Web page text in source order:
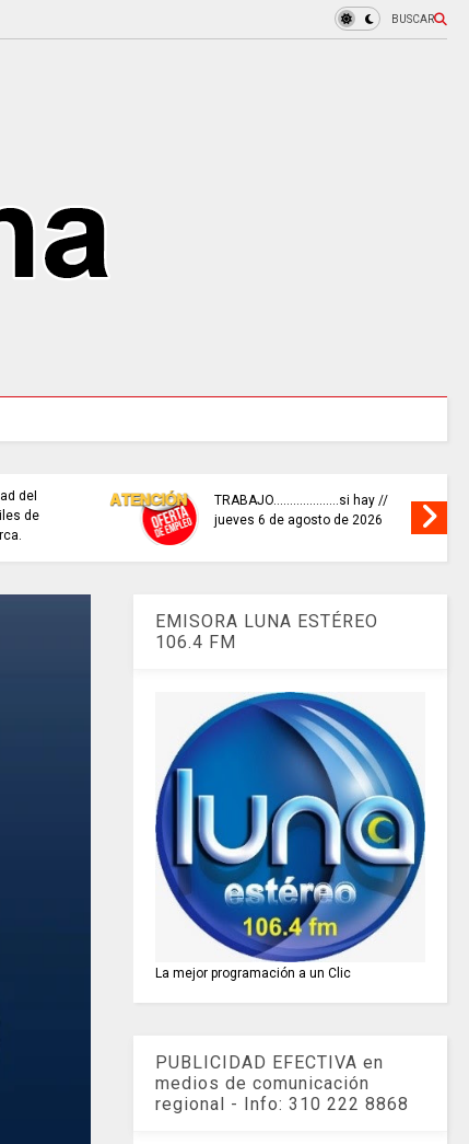
BUSCAR
del
de
TRABAJO....................si hay //
jueves 6 de agosto de 2026
EMISORA LUNA ESTÉREO
106.4 FM
La mejor programación a un Clic
PUBLICIDAD EFECTIVA en
medios de comunicación
regional - Info: 310 222 8868